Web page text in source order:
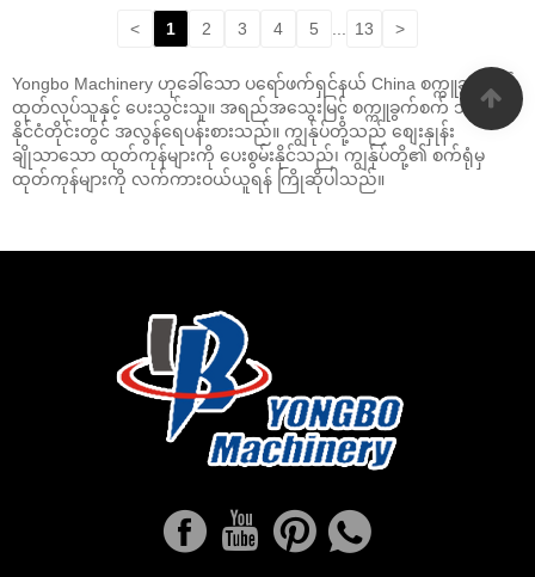
< 1 2 3 4 5 ... 13 >
Yongbo Machinery ဟုခေါ်သော ပရော်ဖက်ရှင်နယ် China စက္ကူခွက်စက်
ထုတ်လုပ်သူနှင့် ပေးသွင်းသူ။ အရည်အသွေးမြင့် စက္ကူခွက်စက် သည်
နိုင်ငံတိုင်းတွင် အလွန်ရေပန်းစားသည်။ ကျွန်ုပ်တို့သည် စျေးနှုန်း
ချိုသာသော ထုတ်ကုန်များကို ပေးစွမ်းနိုင်သည်၊ ကျွန်ုပ်တို့၏ စက်ရုံမှ
ထုတ်ကုန်များကို လက်ကားဝယ်ယူရန် ကြိုဆိုပါသည်။